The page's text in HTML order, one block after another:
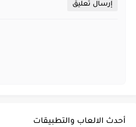
إرسال تعليق
أحدث الالعاب والتطبيقات